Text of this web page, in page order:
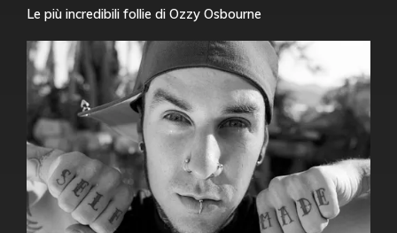
Le più incredibili follie di Ozzy Osbourne